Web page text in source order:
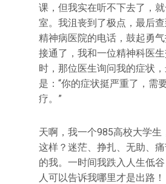
课，但我实在听不下去了，
室。我沮丧到了极点，最后
精神病医院的电话，鼓起勇
接通了，我和一位精神科医
时，那位医生询问我的症状
是：“你的症状挺严重了，需
疗。”
天啊，我一个985高校大学生
这样？迷茫、挣扎、无助、
的我。一时间我跌入人生低
人可以告诉我哪里才是出路！